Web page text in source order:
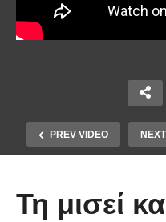
PREV VIDEO
Τη μισεί